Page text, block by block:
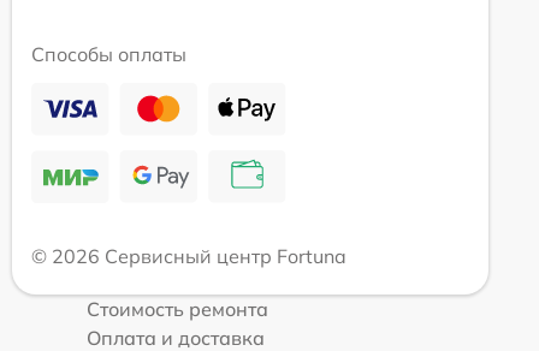
Способы оплаты
© 2026 Сервисный центр Fortuna
Стоимость ремонта
Оплата и доставка